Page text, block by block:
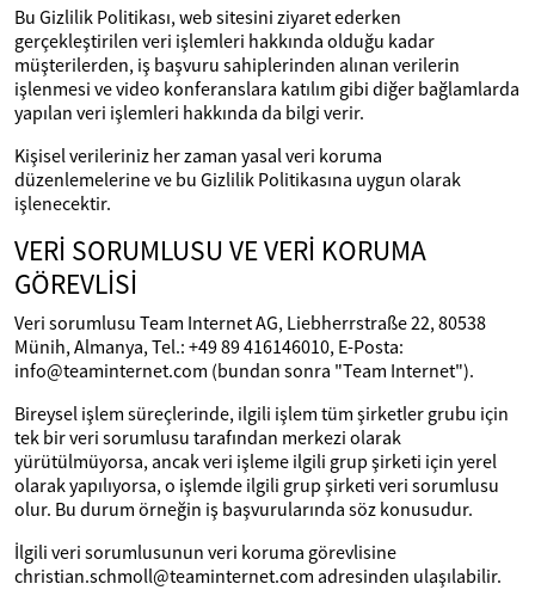
Bu Gizlilik Politikası, web sitesini ziyaret ederken
gerçekleştirilen veri işlemleri hakkında olduğu kadar
müşterilerden, iş başvuru sahiplerinden alınan verilerin
işlenmesi ve video konferanslara katılım gibi diğer bağlamlarda
yapılan veri işlemleri hakkında da bilgi verir.
Kişisel verileriniz her zaman yasal veri koruma
düzenlemelerine ve bu Gizlilik Politikasına uygun olarak
işlenecektir.
VERİ SORUMLUSU VE VERİ KORUMA
GÖREVLİSİ
Veri sorumlusu Team Internet AG, Liebherrstraße 22, 80538
Münih, Almanya, Tel.: +49 89 416146010, E-Posta:
info@teaminternet.com (bundan sonra "Team Internet").
Bireysel işlem süreçlerinde, ilgili işlem tüm şirketler grubu için
tek bir veri sorumlusu tarafından merkezi olarak
yürütülmüyorsa, ancak veri işleme ilgili grup şirketi için yerel
olarak yapılıyorsa, o işlemde ilgili grup şirketi veri sorumlusu
olur. Bu durum örneğin iş başvurularında söz konusudur.
İlgili veri sorumlusunun veri koruma görevlisine
christian.schmoll@teaminternet.com adresinden ulaşılabilir.